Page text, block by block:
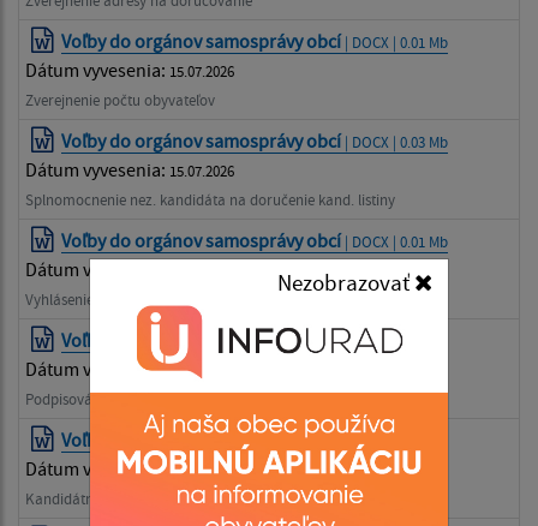
Nezobrazovať
Voľby do orgánov samosprávy obcí| DOCX | 0.01 Mb
Dátum vyvesenia: 15.07.2026
Zverejnenie počtu obyvateľov
Voľby do orgánov samosprávy obcí| DOCX | 0.03 Mb
Dátum vyvesenia: 15.07.2026
Splnomocnenie nez. kandidáta na doručenie kand. listiny
Voľby do orgánov samosprávy obcí| DOCX | 0.01 Mb
Dátum vyvesenia:
Vyhlásenie nezávislého kandidáta na starostu
Voľby do orgánov samosprávy obcí| DOCX | 0.03 Mb
Dátum vyvesenia:15.07.2026
Podpisová listina na podporu nez. kandidáta na starostu
Voľby do orgánov samosprávy obcí | DOCX | 0.01 Mb
Dátum vyvesenia:15.07.2026
Kandidátna listina nezávislého kandidáta - starosta